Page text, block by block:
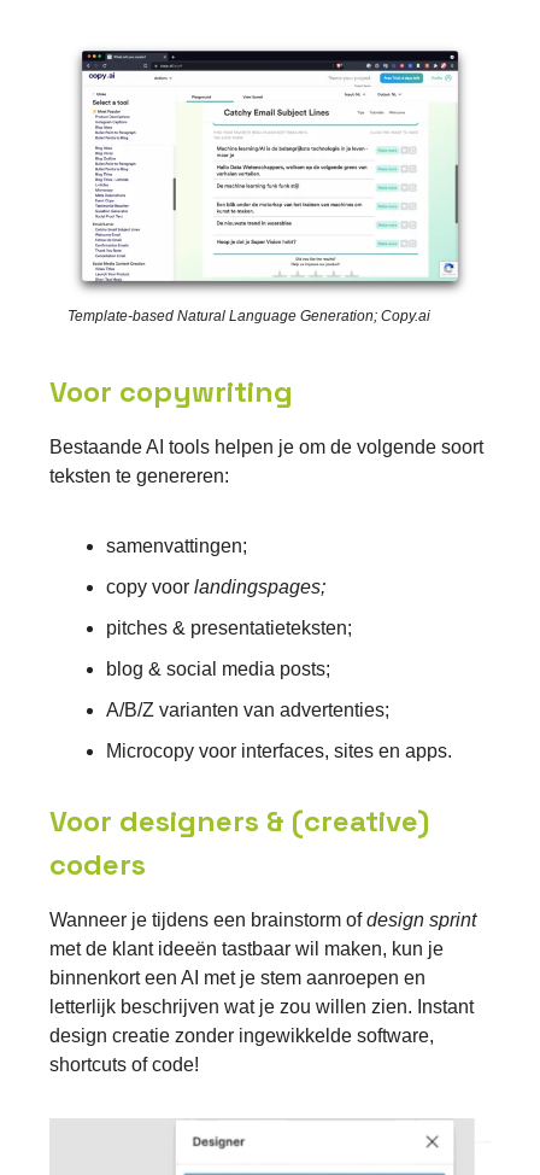
Template-based Natural Language Generation; Copy.ai
Voor copywriting
Bestaande AI tools helpen je om de volgende soort
teksten te genereren:
samenvattingen;
copy voor landingspages;
pitches & presentatieteksten;
blog & social media posts;
A/B/Z varianten van advertenties;
Microcopy voor interfaces, sites en apps.
Voor designers & (creative)
coders
Wanneer je tijdens een brainstorm ofdesign sprint
met de klant ideeën tastbaar wil maken, kun je
binnenkort een AI met je stem aanroepen en
letterlijk beschrijven wat je zou willen zien. Instant
design creatie zonder ingewikkelde software,
shortcuts of code!